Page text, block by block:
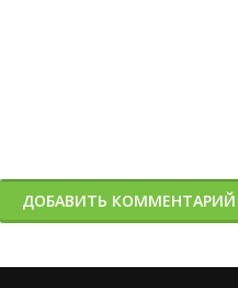
ДОБАВИТЬ КОММЕНТАРИЙ